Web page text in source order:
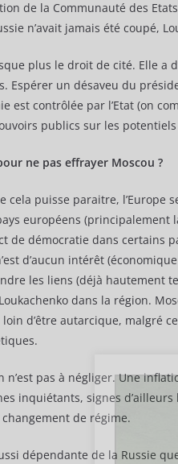
de la Communauté des
n’avait jamais été coupé,
plus le droit de cité. Elle
Espérer un désaveu du
est contrôlée par l’Etat (on
publics sur les
ne pas effrayer Moscou ?
cela puisse paraitre, l’Europe
européens
de démocratie dans certains
d’aucun intérêt
les liens (déjà hautement
dans la région.
d’être autarcique, malgré
n’est pas à négliger. Une
inquiétants, signes
de régime.
dépendante de la Russie